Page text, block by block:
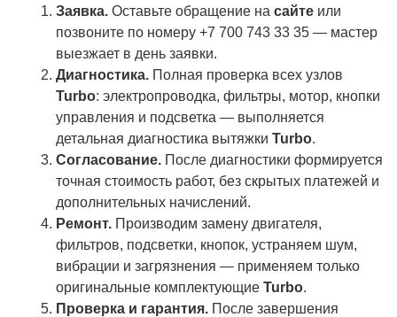
Заявка. Оставьте обращение на сайте или
позвоните по номеру +7 700 743 33 35 — мастер
выезжает в день заявки.
Диагностика. Полная проверка всех узлов
Turbo: электропроводка, фильтры, мотор, кнопки
управления и подсветка — выполняется
детальная диагностика вытяжки Turbo.
Согласование. После диагностики формируется
точная стоимость работ, без скрытых платежей и
дополнительных начислений.
Ремонт. Производим замену двигателя,
фильтров, подсветки, кнопок, устраняем шум,
вибрации и загрязнения — применяем только
оригинальные комплектующие Turbo.
Проверка и гарантия. После завершения